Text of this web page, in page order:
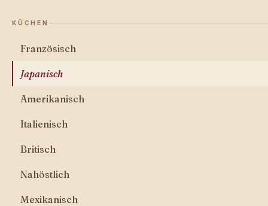
KÜCHEN
Französisch
Japanisch
Amerikanisch
Italienisch
Britisch
Nahöstlich
Mexikanisch